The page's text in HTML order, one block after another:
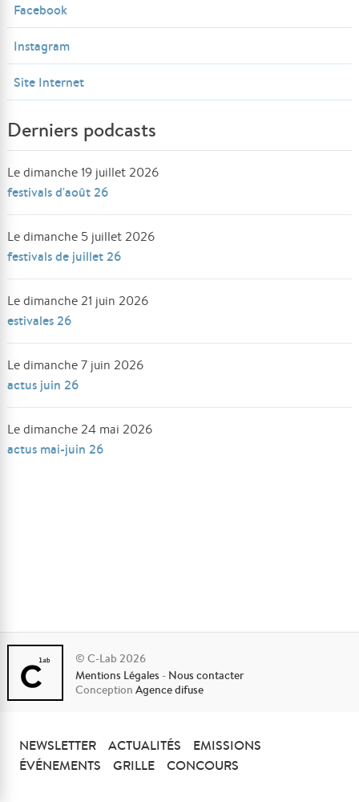
Facebook
Instagram
Site Internet
Derniers podcasts
Le dimanche 19 juillet 2026
festivals d'août 26
Le dimanche 5 juillet 2026
festivals de juillet 26
Le dimanche 21 juin 2026
estivales 26
Le dimanche 7 juin 2026
actus juin 26
Le dimanche 24 mai 2026
actus mai-juin 26
© C-Lab 2026
Mentions Légales - Nous contacter
ConceptionAgence difuse
NEWSLETTER ACTUALITÉS
EMISSIONS
ÉVÉNEMENTS
GRILLE CONCOURS